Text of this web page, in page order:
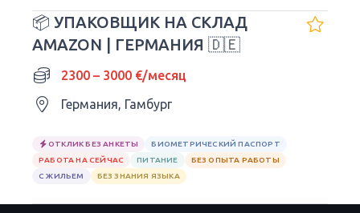
📦 УПАКОВЩИК НА СКЛАД
AMAZON | ГЕРМАНИЯ 🇩🇪
2300 – 3000 €/месяц
Германия, Гамбург
ОТКЛИК БЕЗ АНКЕТЫ
БИОМЕТРИЧЕСКИЙ ПАСПОРТ
РАБОТА НА СЕЙЧАС
ПИТАНИЕ
БЕЗ ОПЫТА РАБОТЫ
С ЖИЛЬЕМ
БЕЗ ЗНАНИЯ ЯЗЫКА